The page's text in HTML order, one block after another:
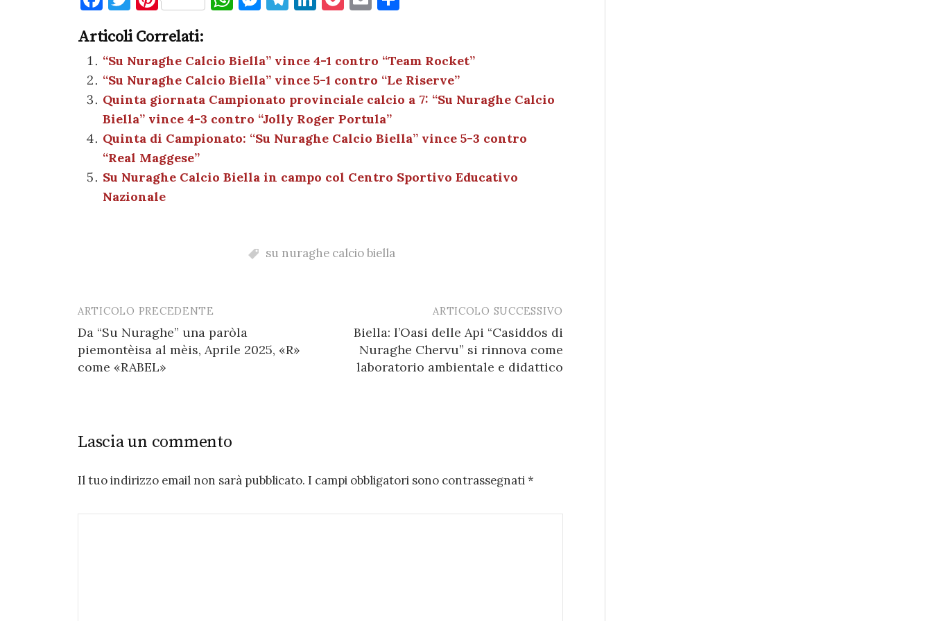
a
c
e
b
o
o
k
w
it
te
r
nt
er
es
t
s
A
p
p
n
g
er
gr
a
m
e
dI
n
k
et
l di
vi
di
Articoli Correlati:
“Su Nuraghe Calcio Biella” vince 4-1 contro “Team Rocket”
“Su Nuraghe Calcio Biella” vince 5-1 contro “Le Riserve”
Quinta giornata Campionato provinciale calcio a 7: “Su Nuraghe Calcio
Biella” vince 4-3 contro “Jolly Roger Portula”
Quinta di Campionato: “Su Nuraghe Calcio Biella” vince 5-3 contro
“Real Maggese”
Su Nuraghe Calcio Biella in campo col Centro Sportivo Educativo
Nazionale
su nuraghe calcio biella
Post
navigation
ARTICOLO PRECEDENTE
Da “Su Nuraghe” una paròla
piemontèisa al mèis, Aprile 2025, «R»
come «RABEL»
ARTICOLO SUCCESSIVO
Biella: l’Oasi delle Api “Casiddos di
Nuraghe Chervu” si rinnova come
laboratorio ambientale e didattico
Lascia un commento
Il tuo indirizzo email non sarà pubblicato. I campi obbligatori sono contrassegnati*